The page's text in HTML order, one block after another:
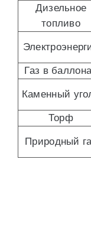
Дизельное
топливо
Газ в
Каменный
Торф
Природный